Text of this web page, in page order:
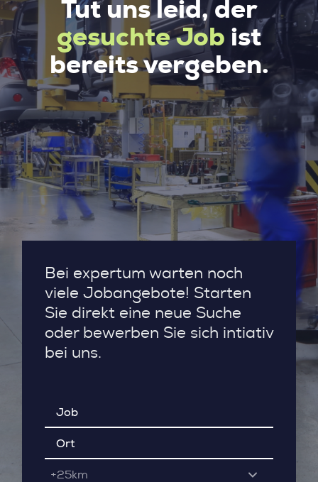
Tut uns leid, der
gesuchte Job ist
bereits vergeben.
Bei expertum warten noch
viele Jobangebote! Starten
Sie direkt eine neue Suche
oder bewerben Sie sich intiativ
bei uns.
+25km